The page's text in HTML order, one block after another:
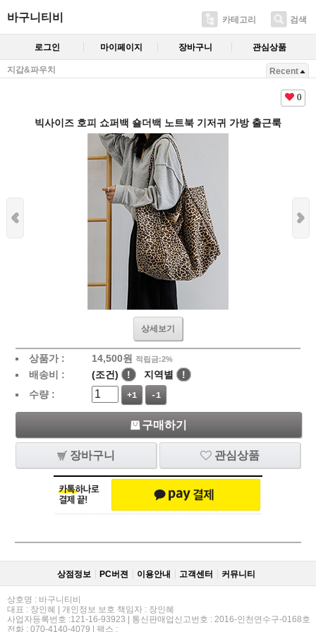
바구니티비 카테고리 검색
로그인 마이페이지 장바구니 관심상품
지갑&파우치 Recent
0
빅사이즈 호피 쇼퍼백 숄더백 노트북 기저귀 가방 출근룩
상세보기
상품가 : 14,500원 적립금:2%
배송비 : (조건) ! 지역별
!
수량 :
+1 -1
구매하기
장바구니 관심상품
상점정보 PC버젼 이용안내 고객센터 커뮤니티
상호명 : 바구니티비
대표 : 장인혜 | 개인정보 보호 책임자 : 장인혜
사업자등록번호 :121-16-93923 | 통신판매업신고번호 : 2016-인천연수구-0168호
전화 : 070-4140-4079 | 팩스 :